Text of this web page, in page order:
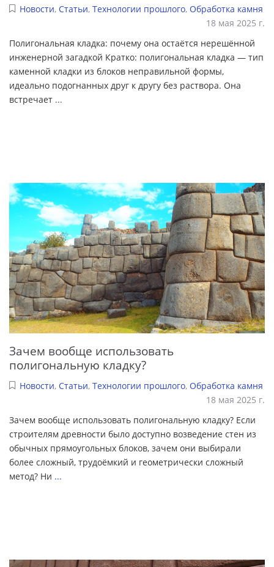
Новости, Статьи, Технологии прошлого, Обработка камня
18 мая 2025 г.
Полигональная кладка: почему она остаётся нерешённой
инженерной загадкой Кратко: полигональная кладка — тип
каменной кладки из блоков неправильной формы,
идеально подогнанных друг к другу без раствора. Она
встречает ...
Зачем вообще использовать
полигональную кладку?
Новости, Статьи, Технологии прошлого, Обработка камня
18 мая 2025 г.
Зачем вообще использовать полигональную кладку? Если
строителям древности было доступно возведение стен из
обычных прямоугольных блоков, зачем они выбирали
более сложный, трудоёмкий и геометрически сложный
метод? Ни ...